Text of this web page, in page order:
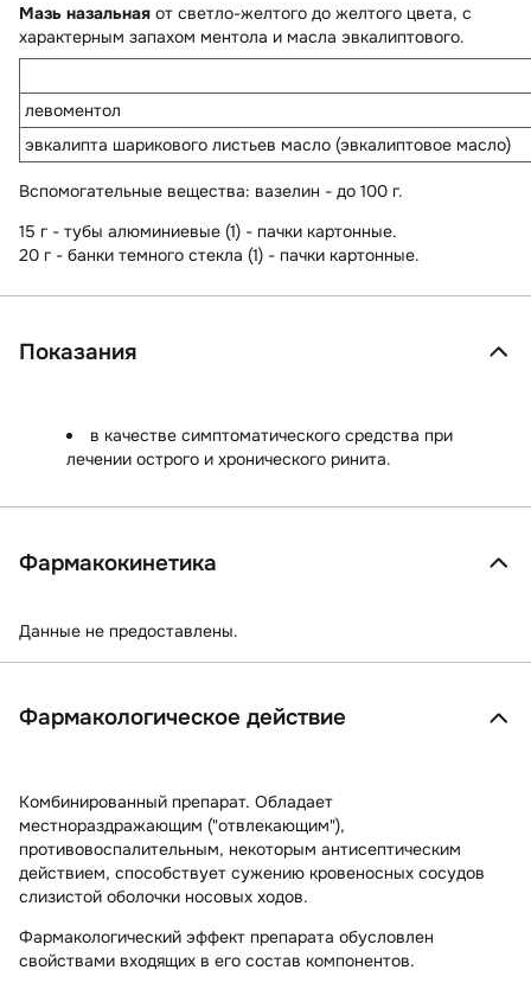
Мазь назальная от светло-желтого до желтого цвета, с
характерным запахом ментола и масла эвкалиптового.
левоментол
эвкалипта шарикового листьев масло (эвкалиптовое масло)
Вспомогательные вещества: вазелин - до 100 г.
15 г - тубы алюминиевые (1) - пачки картонные.
20 г - банки темного стекла (1) - пачки картонные.
Показания
в качестве симптоматического средства при
лечении острого и хронического ринита.
Фармакокинетика
Данные не предоставлены.
Фармакологическое действие
Комбинированный препарат. Обладает
местнораздражающим ("отвлекающим"),
противовоспалительным, некоторым антисептическим
действием, способствует сужению кровеносных сосудов
слизистой оболочки носовых ходов.
Фармакологический эффект препарата обусловлен
свойствами входящих в его состав компонентов.